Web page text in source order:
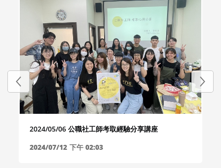
2024/05/06 公職社工師考取經驗分享講座
2024/07/12 下午 02:03